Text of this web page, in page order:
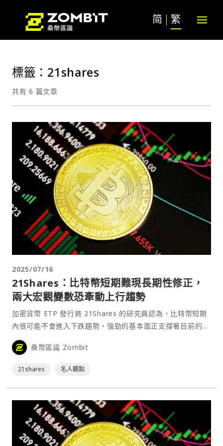
简 繁
標籤：21shares
共有 6 篇文章
2025/07/16
21Shares：比特幣短期難現長期性修正，
兩大宏觀變數恐牽動上行趨勢
加密貨幣 ETP 發行商 21Shares 的研究員認為，比特幣短期
內很可能不會進入下跌趨勢，強勁的基本面正支撐著目前的走
勢。⋯
桑幣區識 Zombit
21shares 名人觀點